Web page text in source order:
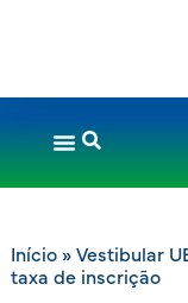
Início» Vestibular
taxa de inscrição